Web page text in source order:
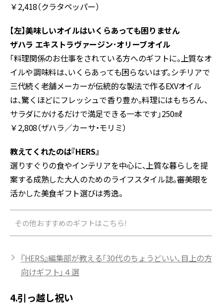
￥2,418（クラタペッパー）
【左】美味しいオイルはいくらあっても困りません
ザハラ エキストラヴァージン･オリーブオイル
「料理関係のお仕事をされている方へのギフトに。上質なオ
イルや調味料は、いくらあっても困らないはず。シチリアで
三代続く老舗メーカーが伝統的な製法で作るEXVオイル
は、驚くほどにフレッシュで香り豊か。料理にはもちろん、
サラダにかけるだけで満足できる一本です」250㎖
￥2,808（ザハラ／カーサ・モリミ）
教えてくれたのは『HERS』
選りすぐりの食やインテリアを中心に、上質な暮らしを提
案する成熟した大人のためのライフスタイル誌。審美眼を
活かした美食ギフト選びは秀逸。
その他おすすめのギフトはこちら！
『HERS』編集部が教える「30代のちょうどいい、目上の方
向けギフト」４選
4.引っ越し祝い